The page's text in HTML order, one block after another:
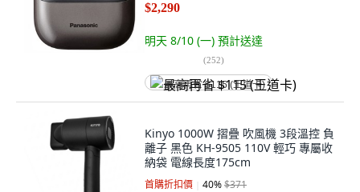
$2,290
明天 8/10 (一) 預計送達
(252)
最高再省 $115 (王道卡)
Kinyo 1000W 摺疊 吹風機 3段溫控 負
離子 黑色 KH-9505 110V 輕巧 專屬收
納袋 電線長度175cm
首購折扣價 40%$371